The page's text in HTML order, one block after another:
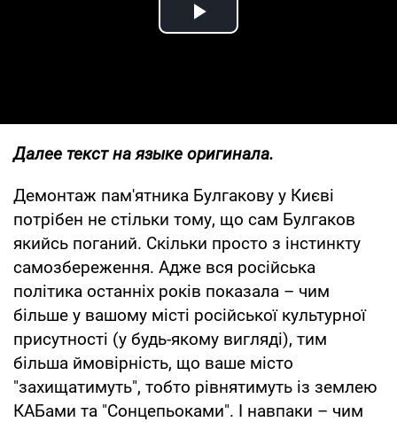
Play Video
Далее текст на языке оригинала.
Демонтаж пам'ятника Булгакову у Києві
потрібен не стільки тому, що сам Булгаков
якийсь поганий. Скільки просто з інстинкту
самозбереження. Адже вся російська
політика останніх років показала – чим
більше у вашому місті російської культурної
присутності (у будь-якому вигляді), тим
більша ймовірність, що ваше місто
"захищатимуть", тобто рівнятимуть із землею
КАБами та "Сонцепьоками". І навпаки – чим